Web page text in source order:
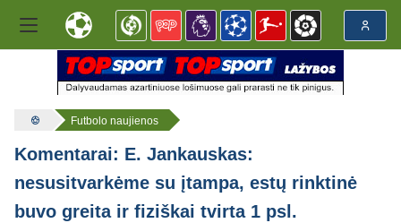
Futbolo naujienos
Komentarai: E. Jankauskas:
nesusitvarkėme su įtampa, estų rinktinė
buvo greita ir fiziškai tvirta 1 psl.